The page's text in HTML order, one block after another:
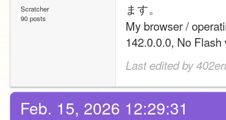
Scratcher
90 posts
ます。
My browser /
142.0.0.0, No
Last edited by
Feb. 15, 2026 12:29:31